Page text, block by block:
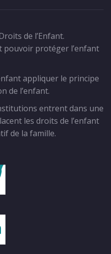
de l’Enfant.
protéger l’enfant
appliquer le principe
de l’enfant.
entrent dans une
les droits de l’enfant
de la famille.